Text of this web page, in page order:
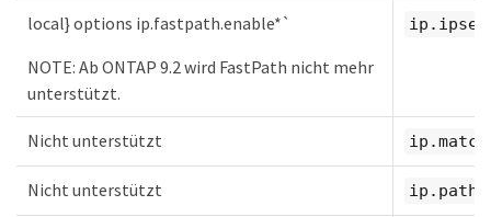
local} options ip.fastpath.enable*`
NOTE: Ab ONTAP 9.2 wird FastPath nicht mehr
unterstützt.
Nicht unterstützt
Nicht unterstützt